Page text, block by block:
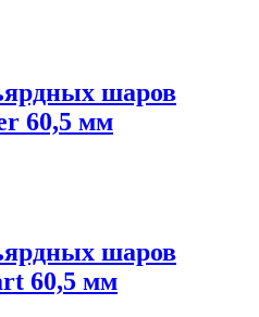
шаров
60,5 мм
шаров
60,5 мм